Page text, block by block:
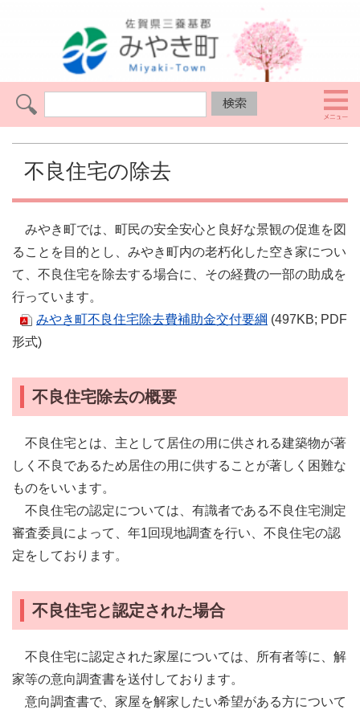
不良住宅の除去
みやき町では、町民の安全安心と良好な景観の促進を図
ることを目的とし、みやき町内の老朽化した空き家につい
て、不良住宅を除去する場合に、その経費の一部の助成を
行っています。
みやき町不良住宅除去費補助金交付要綱 (497KB; PDF
形式)
不良住宅除去の概要
不良住宅とは、主として居住の用に供される建築物が著
しく不良であるため居住の用に供することが著しく困難な
ものをいいます。
不良住宅の認定については、有識者である不良住宅測定
審査委員によって、年1回現地調査を行い、不良住宅の認
定をしております。
不良住宅と認定された場合
不良住宅に認定された家屋については、所有者等に、解
家等の意向調査書を送付しております。
意向調査書で、家屋を解家したい希望がある方について